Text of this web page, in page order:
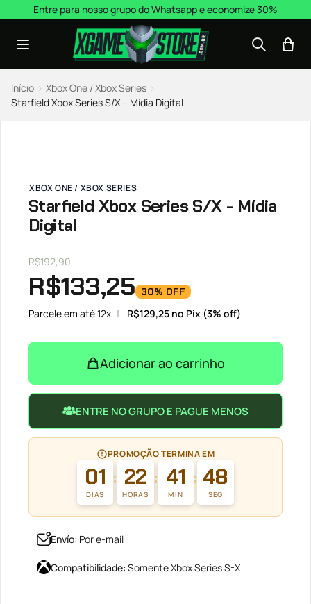
Pular para o conteúdo
Entre para nosso grupo do Whatsapp e economize 30%
Início › Xbox One / Xbox Series ›
Starfield Xbox Series S/X – Mídia Digital
XBOX ONE / XBOX SERIES
Starfield Xbox Series S/X - Mídia
Digital
R$192,90
R$133,25 30% OFF
Parcele em até 12x R$129,25 no Pix (3% off)
Adicionar ao carrinho
ENTRE NO GRUPO E PAGUE MENOS
PROMOÇÃO TERMINA EM
01
DIAS
: 22
HORAS
: 41
MIN
: 47
SEG
Envío: Por e-mail
Compatibilidade: Somente Xbox Series S-X